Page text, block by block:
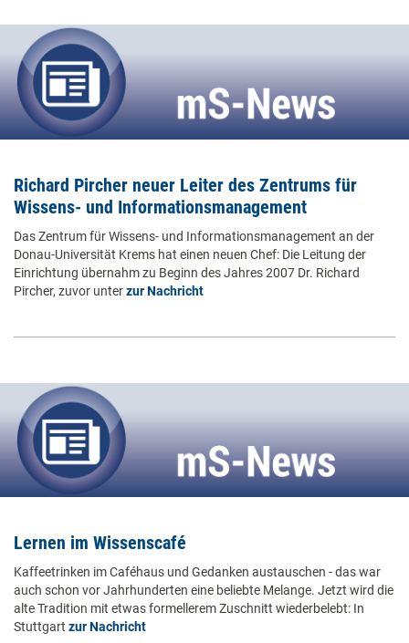
Richard Pircher neuer Leiter des Zentrums für
Wissens- und Informationsmanagement
Das Zentrum für Wissens- und Informationsmanagement an der
Donau-Universität Krems hat einen neuen Chef: Die Leitung der
Einrichtung übernahm zu Beginn des Jahres 2007 Dr. Richard
Pircher, zuvor unterzur Nachricht
Lernen im Wissenscafé
Kaffeetrinken im Caféhaus und Gedanken austauschen - das war
auch schon vor Jahrhunderten eine beliebte Melange. Jetzt wird die
alte Tradition mit etwas formellerem Zuschnitt wiederbelebt: In
Stuttgart zur Nachricht